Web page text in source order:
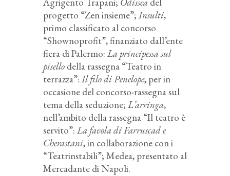
progetto “Zen insieme”; Insulti,
primo classificato al concorso
“Shownoprofit”, finanziato dall’ente
fiera di Palermo: La principessa sul
pisello della rassegna “Teatro in
terrazza”: Il filo di Penelope, per in
occasione del concorso-rassegna sul
tema della seduzione; L’arringa,
nell’ambito della rassegna “Il teatro è
servito”: La favola di Farruscad e
Cherastani, in collaborazione con i
“Teatrinstabili”; Medea, presentato al
Mercadante di Napoli.